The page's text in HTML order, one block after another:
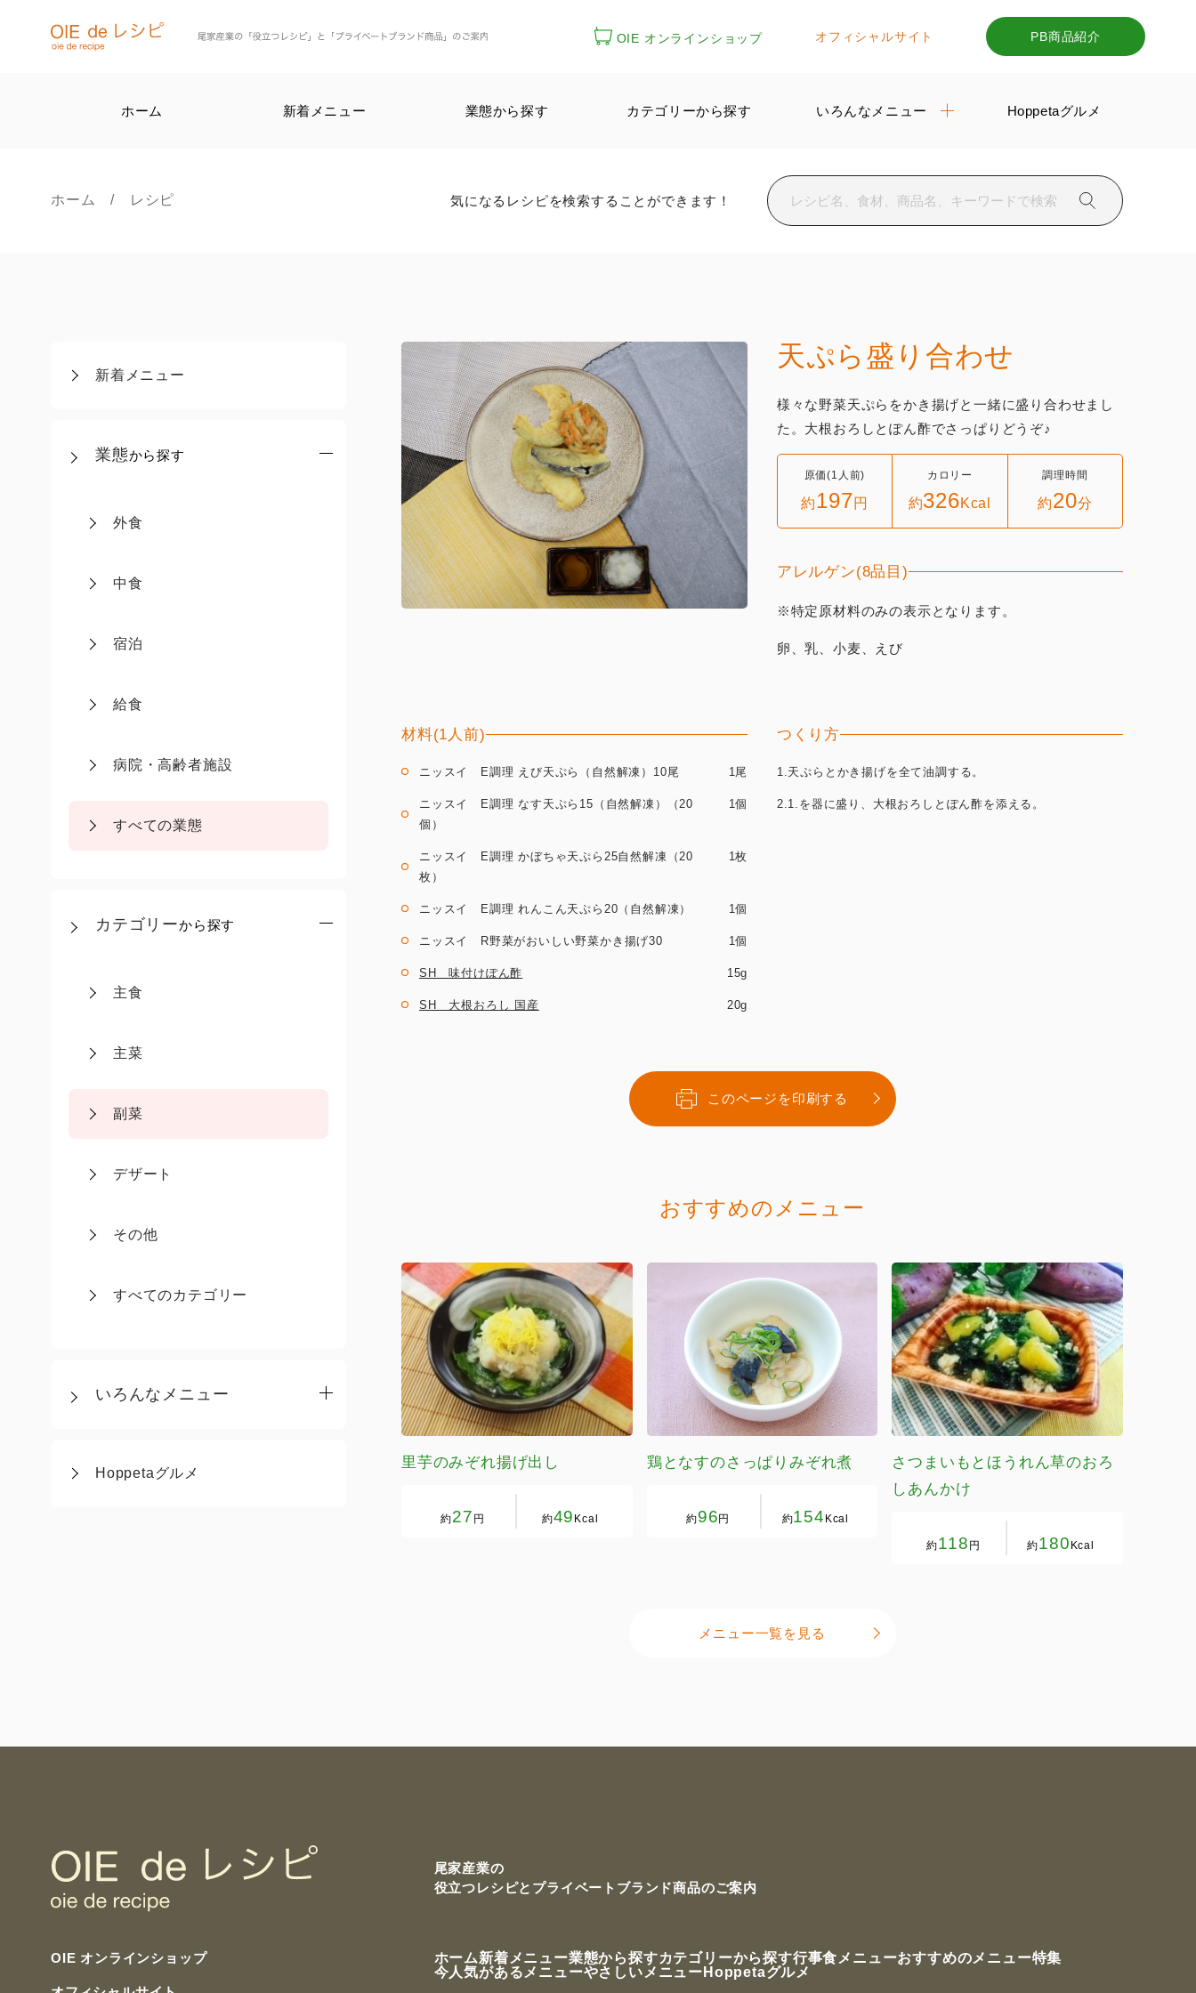
OIE オンラインショップ オフィシャルサイト PB商品紹介
ホーム 新着メニュー 業態から探す カテゴリーから探す いろんなメニュー Hoppetaグルメ
ホーム/ レシピ 気になるレシピを検索することができます！
新着メニュー
業態から探す
外食
中食
宿泊
給食
病院・高齢者施設
すべての業態
カテゴリーから探す
主食
主菜
副菜
デザート
その他
すべてのカテゴリー
いろんなメニュー
Hoppetaグルメ
天ぷら盛り合わせ
様々な野菜天ぷらをかき揚げと一緒に盛り合わせまし
た。大根おろしとぽん酢でさっぱりどうぞ♪
原価(1人前)
約197円
カロリー
約326Kcal
調理時間
約20分
アレルゲン(8品目)
※特定原材料のみの表示となります。
卵、乳、小麦、えび
材料(1人前)
ニッスイ E調理 えび天ぷら（自然解凍）10尾 1尾
ニッスイ E調理 なす天ぷら15（自然解凍）（20
個）
1個
ニッスイ E調理 かぼちゃ天ぷら25自然解凍（20
枚）
1枚
ニッスイ E調理 れんこん天ぷら20（自然解凍） 1個
ニッスイ R野菜がおいしい野菜かき揚げ30 1個
SH 味付けぽん酢 15g
SH 大根おろし 国産 20g
つくり方
1.天ぷらとかき揚げを全て油調する。
2.1.を器に盛り、大根おろしとぽん酢を添える。
このページを印刷する
おすすめのメニュー
里芋のみぞれ揚げ出し
約27 円 約49 Kcal
鶏となすのさっぱりみぞれ煮
約96円 約154 Kcal
さつまいもとほうれん草のおろ
しあんかけ
約118 円 約180 Kcal
メニュー一覧を見る
尾家産業の
役立つレシピと プライベートブランド商品のご案内
OIE オンラインショップ ホーム新着メニュー業態から探すカテゴリーから探す行事食メニューおすすめのメニュー特集
今人気があるメニューやさしいメニュー Hoppetaグルメ